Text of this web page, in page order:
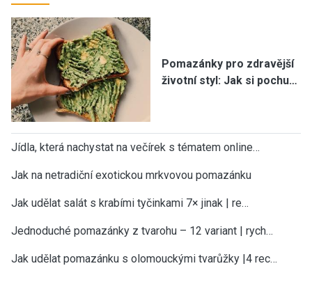
Pomazánky pro zdravější
životní styl: Jak si pochu…
Jídla, která nachystat na večírek s tématem online…
Jak na netradiční exotickou mrkvovou pomazánku
Jak udělat salát s krabími tyčinkami 7× jinak | re…
Jednoduché pomazánky z tvarohu – 12 variant | rych…
Jak udělat pomazánku s olomouckými tvarůžky |4 rec…